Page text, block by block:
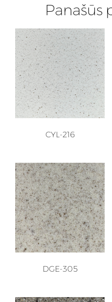
Panašūs
CYL-216
DGE-305